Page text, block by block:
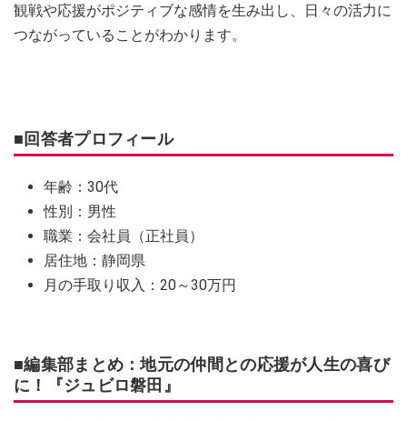
観戦や応援がポジティブな感情を生み出し、日々の活力に
つながっていることがわかります。
■回答者プロフィール
年齢：30代
性別：男性
職業：会社員（正社員）
居住地：静岡県
月の手取り収入：20～30万円
■編集部まとめ：地元の仲間との応援が人生の喜び
に！『ジュビロ磐田』